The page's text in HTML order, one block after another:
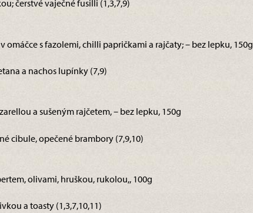
čerstvé vaječné fusilli (1,3,7,9)
omáčce s fazolemi, chilli papričkami a rajčaty; – bez lepku, 150g
a nachos lupínky (7,9)
a sušeným rajčetem, – bez lepku, 150g
cibule, opečené brambory (7,9,10)
olivami, hruškou, rukolou,, 100g
a toasty (1,3,7,10,11)